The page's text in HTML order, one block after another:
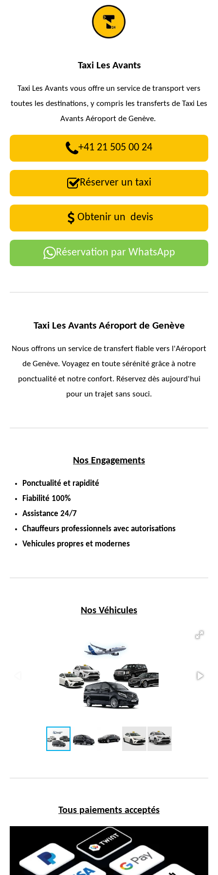
Taxi Les Avants
Taxi Les Avants vous offre un service de transport vers
toutes les destinations, y compris les transferts de Taxi Les
Avants Aéroport de Genève.
+41 21 505 00 24
Réserver un taxi
Obtenir un devis
Réservation par WhatsApp
Taxi Les Avants Aéroport de Genève
Nous offrons un service de transfert fiable vers l'Aéroport
de Genève. Voyagez en toute sérénité grâce à notre
ponctualité et notre confort. Réservez dès aujourd'hui
pour un trajet sans souci.
Nos Engagements
Ponctualité et rapidité
Fiabilité 100%
Assistance 24/7
Chauffeurs professionnels avec autorisations
Vehicules propres et modernes
Nos Véhicules
Tous paiements acceptés